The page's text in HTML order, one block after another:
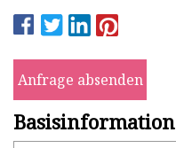
Anfrage absenden
Basisinformation